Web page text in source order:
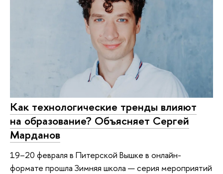
Как технологические тренды влияют
на образование? Объясняет Сергей
Марданов
19–20 февраля в Питерской Вышке в онлайн-
формате прошла Зимняя школа — серия мероприятий